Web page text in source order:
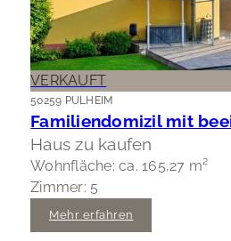
VERKAUFT
50259 PULHEIM
Haus zu kaufen
Wohnfläche: ca. 165,27 m²
Zimmer: 5
Mehr erfahren